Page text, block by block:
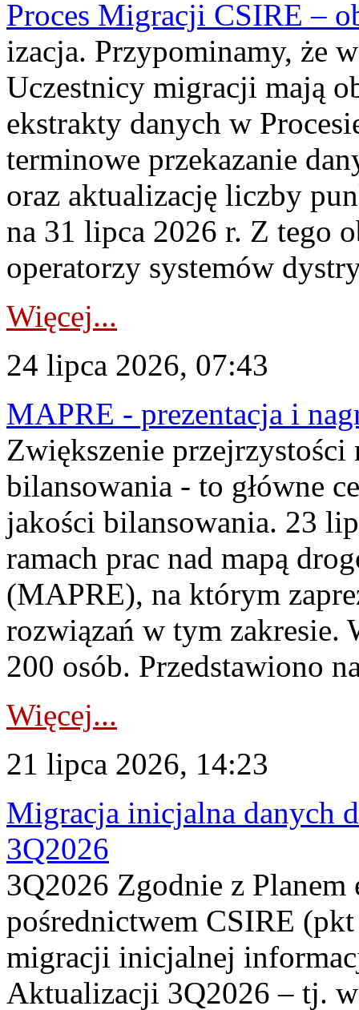
Proces Migracji CSIRE –
izacja. Przypominamy, że
Uczestnicy migracji mają
ekstrakty danych w
terminowe przekazanie
oraz aktualizację liczby
na 31 lipca 2026 r. Z tego
operatorzy systemów
Więcej...
24 lipca 2026, 07:43
MAPRE - prezentacja i
Zwiększenie
bilansowania - to główne
jakości bilansowania. 23
ramach prac nad mapą
(MAPRE), na którym
rozwiązań w tym zakresie.
200 osób. Przedstawiono
Więcej...
21 lipca 2026, 14:23
Migracja inicjalna danych
3Q2026
3Q2026 Zgodnie z
pośrednictwem CSIRE
migracji inicjalnej
Aktualizacji 3Q2026 – tj.